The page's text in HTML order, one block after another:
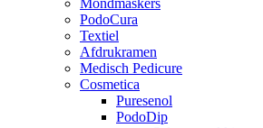
PodoCura
Textiel
Afdrukramen
Medisch Pedicure
Cosmetica
Puresenol
PodoDip